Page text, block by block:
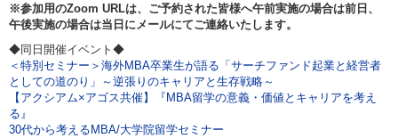
※参加用のZoom URLは、ご予約された皆様へ午前実施の場合は前日、
午後実施の場合は当日 にメールにてご連絡いたします。
◆同日開催イベント◆
＜特別セミナー＞海外MBA卒業生が語る「サーチファンド起業と経営者
としての道のり」～逆張りのキャリアと生存戦略～
【アクシアム×アゴス共催】『MBA留学の意義・価値とキャリアを考え
る』
30代から考えるMBA/大学院留学セミナー